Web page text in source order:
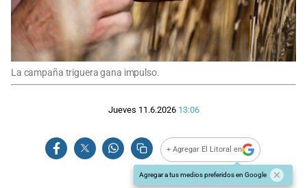
La campaña triguera gana impulso.
Jueves 11.6.2026 13:06
+ Agregar El Litoral en
Agregar a tus medios preferidos en Google